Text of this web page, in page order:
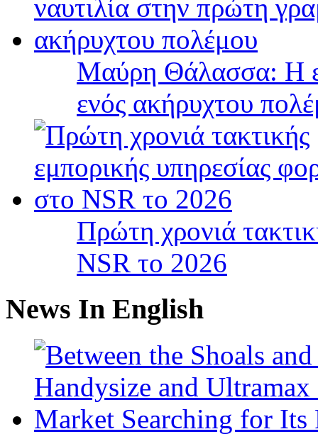
Μαύρη Θάλασσα: Η
ενός ακήρυχτου
Πρώτη χρονιά
NSR το 2026
News In English